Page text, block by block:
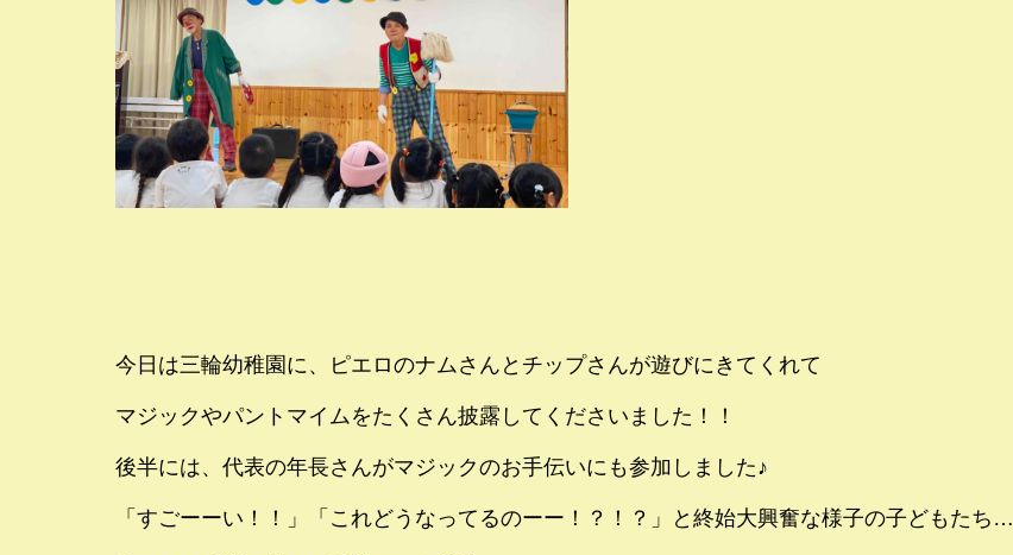
今日は三輪幼稚園に、ピエロのナムさんとチップさんが遊びにきてくれて
マジックやパントマイムをたくさん披露してくださいました！！
後半には、代表の年長さんがマジックのお手伝いにも参加しました♪
「すごーーい！！」「これどうなってるのーー！？！？」と終始大興奮な様子の子どもたち…